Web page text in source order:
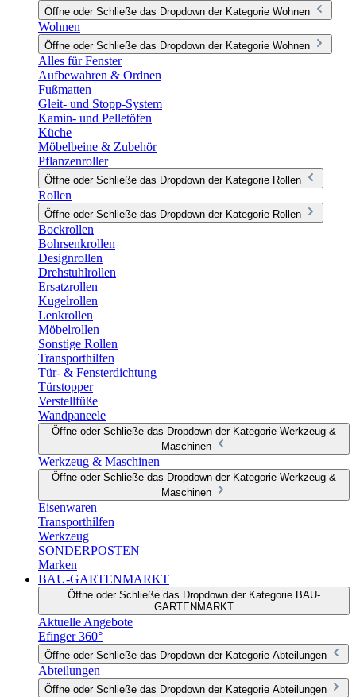
Öffne oder Schließe das Dropdown der Kategorie Wohnen
Wohnen
Öffne oder Schließe das Dropdown der Kategorie Wohnen
Alles für Fenster
Aufbewahren & Ordnen
Fußmatten
Gleit- und Stopp-System
Kamin- und Pelletöfen
Küche
Möbelbeine & Zubehör
Pflanzenroller
Öffne oder Schließe das Dropdown der Kategorie Rollen
Rollen
Öffne oder Schließe das Dropdown der Kategorie Rollen
Bockrollen
Bohrsenkrollen
Designrollen
Drehstuhlrollen
Ersatzrollen
Kugelrollen
Lenkrollen
Möbelrollen
Sonstige Rollen
Transporthilfen
Tür- & Fensterdichtung
Türstopper
Verstellfüße
Wandpaneele
Öffne oder Schließe das Dropdown der Kategorie Werkzeug &
Maschinen
Werkzeug & Maschinen
Öffne oder Schließe das Dropdown der Kategorie Werkzeug &
Maschinen
Eisenwaren
Transporthilfen
Werkzeug
SONDERPOSTEN
Marken
BAU-GARTENMARKT
Öffne oder Schließe das Dropdown der Kategorie BAU-
GARTENMARKT
Aktuelle Angebote
Efinger 360°
Öffne oder Schließe das Dropdown der Kategorie Abteilungen
Abteilungen
Öffne oder Schließe das Dropdown der Kategorie Abteilungen